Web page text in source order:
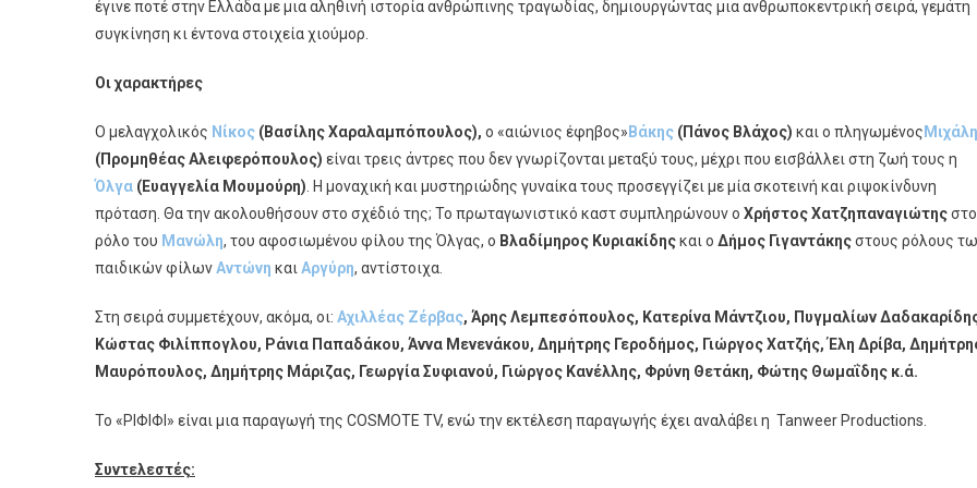
έγινε ποτέ στην Ελλάδα με μια αληθινή ιστορία ανθρώπινης τραγωδίας, δημιουργώντας μια ανθρωποκεντρική σειρά, γεμάτη
συγκίνηση κι έντονα στοιχεία χιούμορ.
Οι χαρακτήρες
Ο μελαγχολικός Νίκος (Βασίλης Χαραλαμπόπουλος), ο «αιώνιος έφηβος» Βάκης (Πάνος Βλάχος) και ο πληγωμένος
(Προμηθέας Αλειφερόπουλος) είναι τρεις άντρες που δεν γνωρίζονται μεταξύ τους, μέχρι που εισβάλλει στη ζωή τους η
Όλγα (Ευαγγελία Μουμούρη) . Η μοναχική και μυστηριώδης γυναίκα τους προσεγγίζει με μία σκοτεινή και ριψοκίνδυνη
πρόταση. Θα την ακολουθήσουν στο σχέδιό της; Το πρωταγωνιστικό καστ συμπληρώνουν ο Χρήστος Χατζηπαναγιώτης
ρόλο του Μανώλη, του αφοσιωμένου φίλου της Όλγας, ο Βλαδίμηρος Κυριακίδηςκαι ο Δήμος Γιγαντάκηςστους ρόλους
παιδικών φίλωνΑντώνη και Αργύρη, αντίστοιχα.
Στη σειρά συμμετέχουν, ακόμα, οι: Αχιλλέας Ζέρβας, Άρης Λεμπεσόπουλος, Κατερίνα Μάντζιου, Πυγμαλίων
Κώστας Φιλίππογλου, Ράνια Παπαδάκου, Άννα Μενενάκου, Δημήτρης Γεροδήμος, Γιώργος Χατζής, Έλη Δρίβα,
Μαυρόπουλος, Δημήτρης Μάριζας, Γεωργία Συφιανού, Γιώργος Κανέλλης, Φρύνη Θετάκη, Φώτης Θωμαΐδης κ.ά.
Το «ΡΙΦΙΦΙ» είναι μια παραγωγή της COSMOTE TV, ενώ την εκτέλεση παραγωγής έχει αναλάβει η Tanweer Productions.
Συντελεστές: